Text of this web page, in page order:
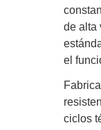
de alta
el
ciclos